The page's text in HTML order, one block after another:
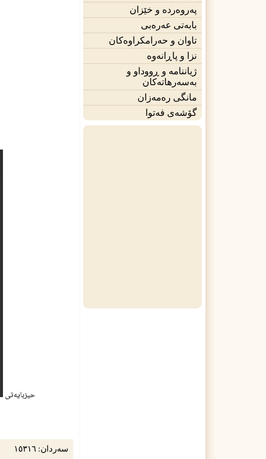
پەروەردە و خێزان
بابەتی عەرەبی
تاوان و حەرامکراوەکان
نزا و پاڕانەوە
ژیاننامه‌ و ڕووداو و
بەسەرهاتەکان
مانگی ره‌مه‌زان
گۆشەی فه‌توا
حیزبایه‌تی
سەردان: ١٥٣١٦